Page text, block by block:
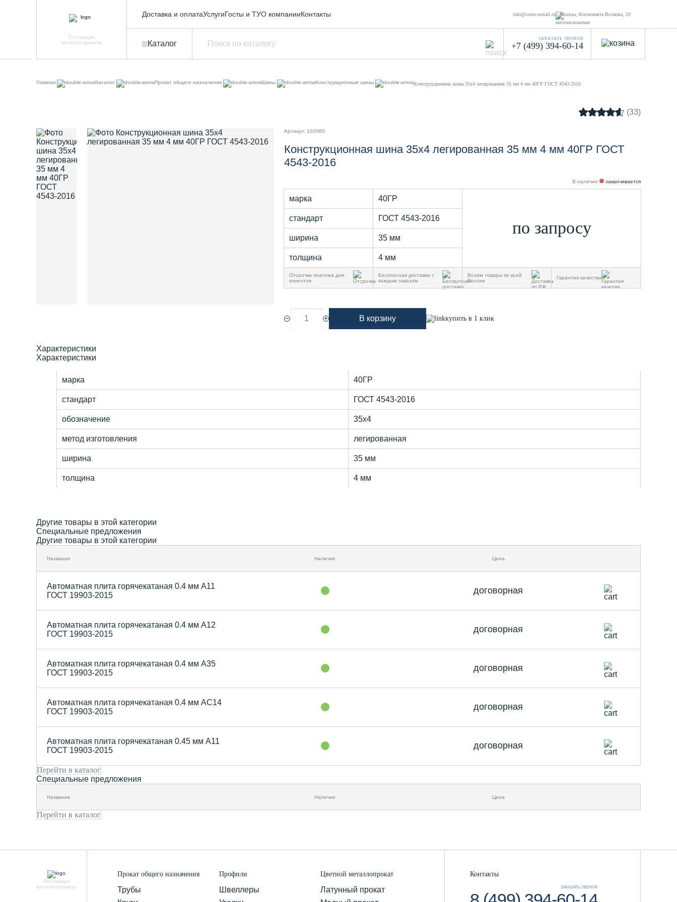
Поставщик
металлопроката
Доставка и оплатаУслугиГосты и ТУО компанииКонтакты info@vsem-metall.ru Москва, Космонавта Волкова, 20
Каталог
ЗАКАЗАТЬ ЗВОНОК
+7 (499) 394-60-14
Главная Каталог Прокат общего назначения Шины Конструкционные шины Конструкционная шина 35х4 легированная 35 мм 4 мм 40ГР ГОСТ 4543-2016
(33)
Артикул: 102065
Конструкционная шина 35х4 легированная 35 мм 4 мм 40ГР ГОСТ
4543-2016
В наличии заканчивается
марка 40ГР
стандарт ГОСТ 4543-2016
ширина 35 мм
толщина 4 мм
по запросу
Отсрочка платежа для
клиентов
Бесплатная доставка с
каждым заказом
Возим товары по всей
России
Гарантия качества
1 В корзину купить в 1 клик
Характеристики
Характеристики
марка 40ГР
стандарт ГОСТ 4543-2016
обозначение 35х4
метод изготовления легированная
ширина 35 мм
толщина 4 мм
Другие товары в этой категории
Специальные предложения
Другие товары в этой категории
Название Наличие Цена
Автоматная плита горячекатаная 0.4 мм А11
ГОСТ 19903-2015
договорная
Автоматная плита горячекатаная 0.4 мм А12
ГОСТ 19903-2015
договорная
Автоматная плита горячекатаная 0.4 мм А35
ГОСТ 19903-2015
договорная
Автоматная плита горячекатаная 0.4 мм АС14
ГОСТ 19903-2015
договорная
Автоматная плита горячекатаная 0.45 мм А11
ГОСТ 19903-2015
договорная
Перейти в каталог
Специальные предложения
Название Наличие Цена
Перейти в каталог
Поставщик
металлопроката
Прокат общего назначения
Трубы
Профили
Швеллеры
Цветной металлопрокат
Латунный прокат
Контакты
ЗАКАЗАТЬ ЗВОНОК